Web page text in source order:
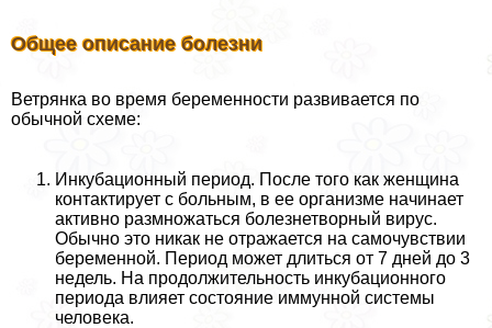
Общее описание болезни
Ветрянка во время беременности развивается по
обычной схеме:
Инкубационный период. После того как женщина
контактирует с больным, в ее организме начинает
активно размножаться болезнетворный вирус.
Обычно это никак не отражается на самочувствии
беременной. Период может длиться от 7 дней до 3
недель. На продолжительность инкубационного
периода влияет состояние иммунной системы
человека.